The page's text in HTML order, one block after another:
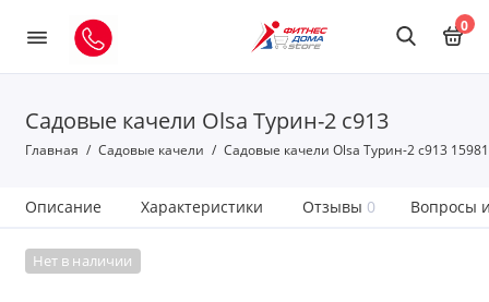
0
Садовые качели Olsa Турин-2 с913
Главная Садовые качели Садовые качели Olsa Турин-2 с913
Описание Характеристики Отзывы 0 Вопросы
Нет в наличии